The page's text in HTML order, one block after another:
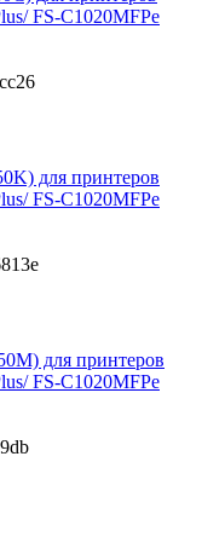
FS-C1020MFPe
для принтеров
FS-C1020MFPe
для принтеров
FS-C1020MFPe